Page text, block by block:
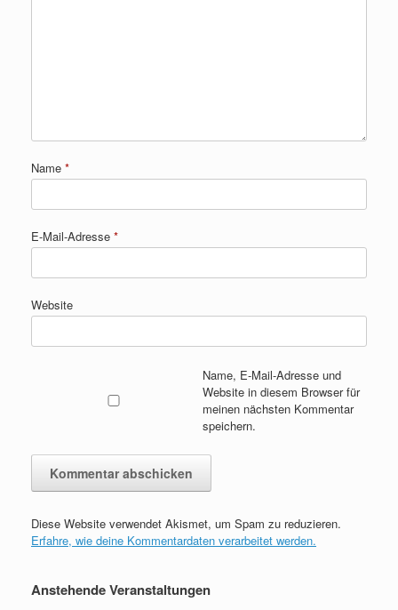
Name *
E-Mail-Adresse *
Website
Name, E-Mail-Adresse und
Website in diesem Browser für
meinen nächsten Kommentar
speichern.
Diese Website verwendet Akismet, um Spam zu reduzieren.
Erfahre, wie deine Kommentardaten verarbeitet werden.
Anstehende Veranstaltungen